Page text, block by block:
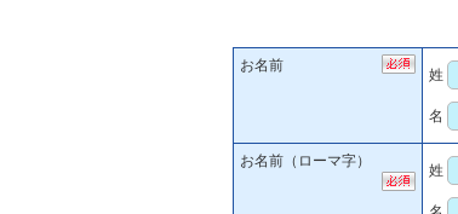
お名前
姓
名
お名前（ローマ字）
姓